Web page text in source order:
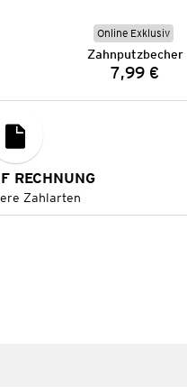
Online Exklusiv
Zahnputzbecher
Preis:
7,99 €
RECHNUNG
Zahlarten